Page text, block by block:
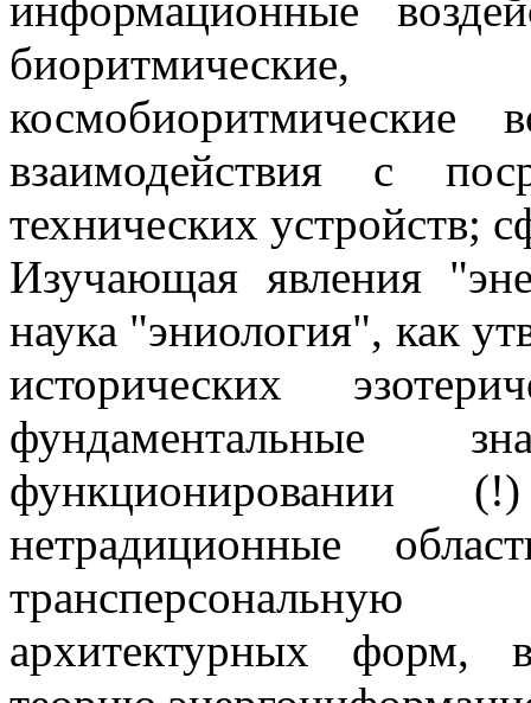
космобиоритмические
взаимодействия с
технических устройств;
Изучающая явления
наука "эниология", как
исторических
нетрадиционные
архитектурных форм,